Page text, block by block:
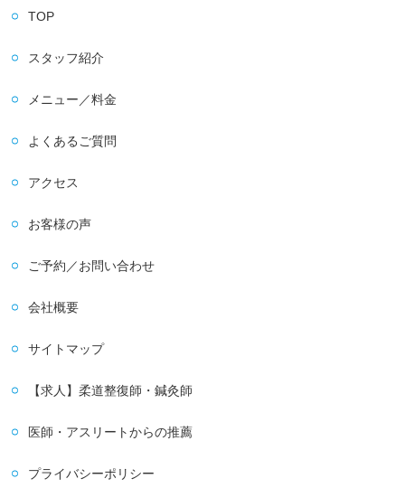
TOP
スタッフ紹介
メニュー／料金
よくあるご質問
アクセス
お客様の声
ご予約／お問い合わせ
会社概要
サイトマップ
【求人】柔道整復師・鍼灸師
医師・アスリートからの推薦
プライバシーポリシー